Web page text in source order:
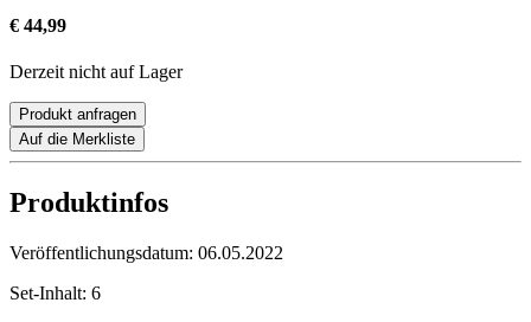
€ 44,99
Derzeit nicht auf Lager
Produkt anfragen
Auf die Merkliste
Produktinfos
Veröffentlichungsdatum: 06.05.2022
Set-Inhalt: 6